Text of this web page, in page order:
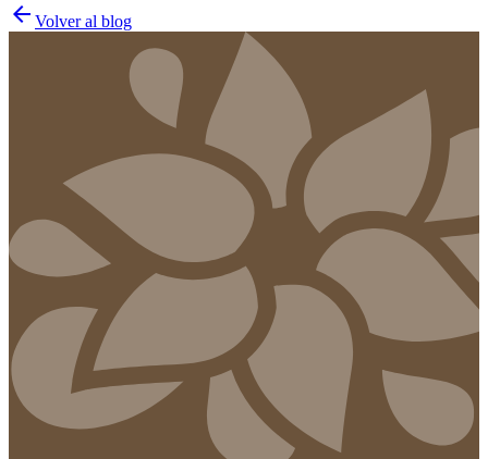
arrow_back Volver al blog